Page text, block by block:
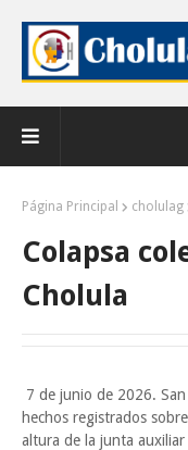
Página Principal cholulag
Colapsa
Cholula
7 de junio de 2026.
hechos registrados
altura de la junta